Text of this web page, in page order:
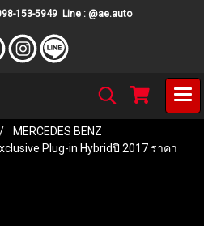
153-5949 Line : @ae.auto
MERCEDES BENZ
Plug-in Hybridปี 2017 ราคา